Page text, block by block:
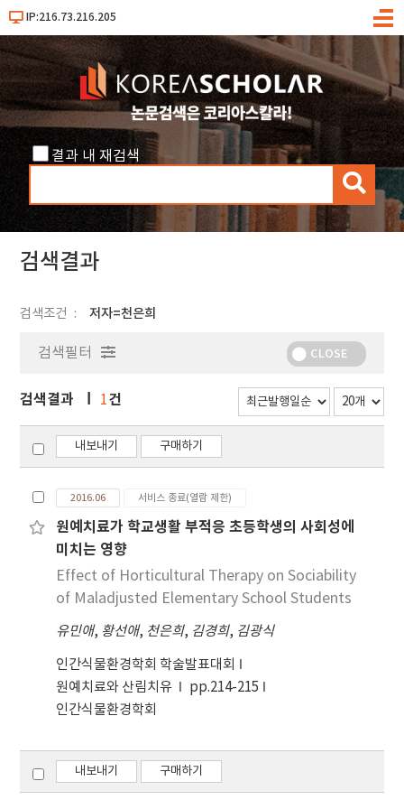
IP:216.73.216.205
메
결과 내 재검색
검
색
검색결과
검색조건 저자=천은희
검색필터 CLOSE
검색결과 1건
내보내기 구매하기
2016.06 서비스 종료(열람 제한)
원예치료가 학교생활 부적응 초등학생의 사회성에
미치는 영향
Effect of Horticultural Therapy on Sociability
of Maladjusted Elementary School Students
유민애, 황선애, 천은희, 김경희, 김광식
인간식물환경학회 학술발표대회
원예치료와 산림치유
pp.214-215
인간식물환경학회
내보내기 구매하기